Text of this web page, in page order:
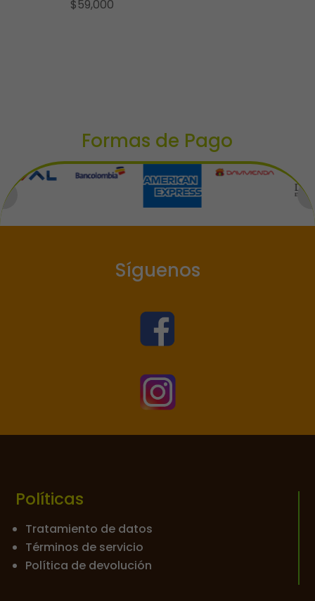
$59,000
Formas de Pago
Síguenos


Políticas
Tratamiento de datos
Términos de servicio
Política de devolución